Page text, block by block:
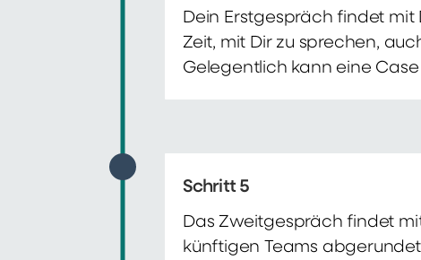
Dein Erstgespräch findet
Zeit, mit Dir zu sprechen,
Gelegentlich kann eine
Schritt 5
Das Zweitgespräch findet
künftigen Teams